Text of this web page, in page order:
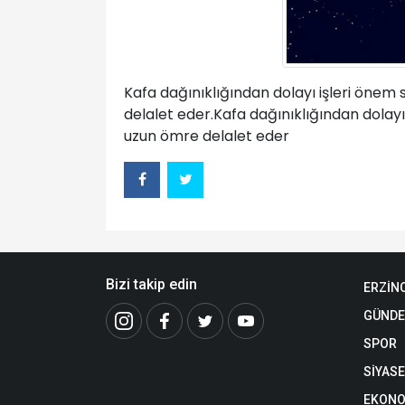
Kafa dağınıklığından dolayı işleri
delalet eder.Kafa dağınıklığından
uzun ömre delalet eder
Bizi takip edin
SPOR